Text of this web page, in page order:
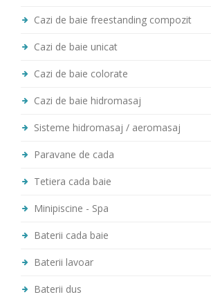
Cazi de baie freestanding compozit
Cazi de baie unicat
Cazi de baie colorate
Cazi de baie hidromasaj
Sisteme hidromasaj / aeromasaj
Paravane de cada
Tetiera cada baie
Minipiscine - Spa
Baterii cada baie
Baterii lavoar
Baterii dus